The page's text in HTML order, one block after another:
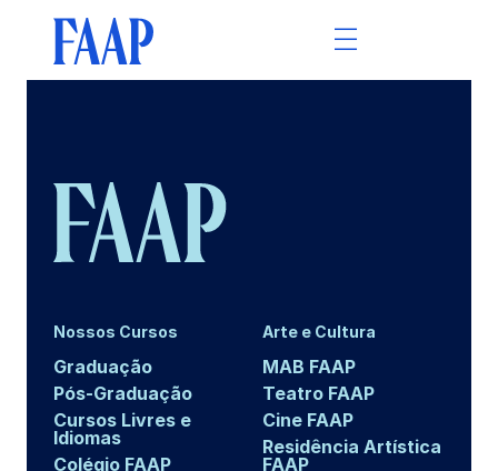
Nossos Cursos
Graduação
Pós-Graduação
Cursos Livres e
Idiomas
Colégio FAAP
Arte e Cultura
MAB FAAP
Teatro FAAP
Cine FAAP
Residência Artística
FAAP